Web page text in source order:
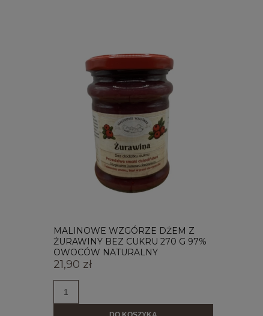
MALINOWE WZGÓRZE DŻEM Z
ŻURAWINY BEZ CUKRU 270 G 97%
OWOCÓW NATURALNY
21,90 zł